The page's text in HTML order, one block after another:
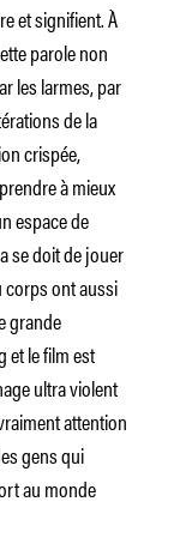
et signifient. À
parole non
les larmes, par
de la
crispée,
à mieux
espace de
se doit de jouer
corps ont aussi
grande
et le film est
ultra violent
attention
gens qui
au monde